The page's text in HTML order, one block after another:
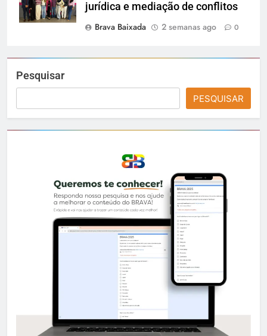
jurídica e mediação de conflitos
Brava Baixada
2 semanas ago 0
Pesquisar
PESQUISAR